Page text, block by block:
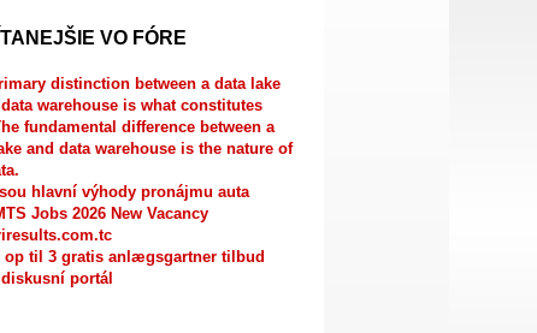
VO FÓRE
distinction between a data lake
warehouse is what constitutes
fundamental difference between a
and data warehouse is the nature of
hlavní výhody pronájmu auta
Jobs 2026 New Vacancy
op til 3 gratis anlægsgartner tilbud
portál